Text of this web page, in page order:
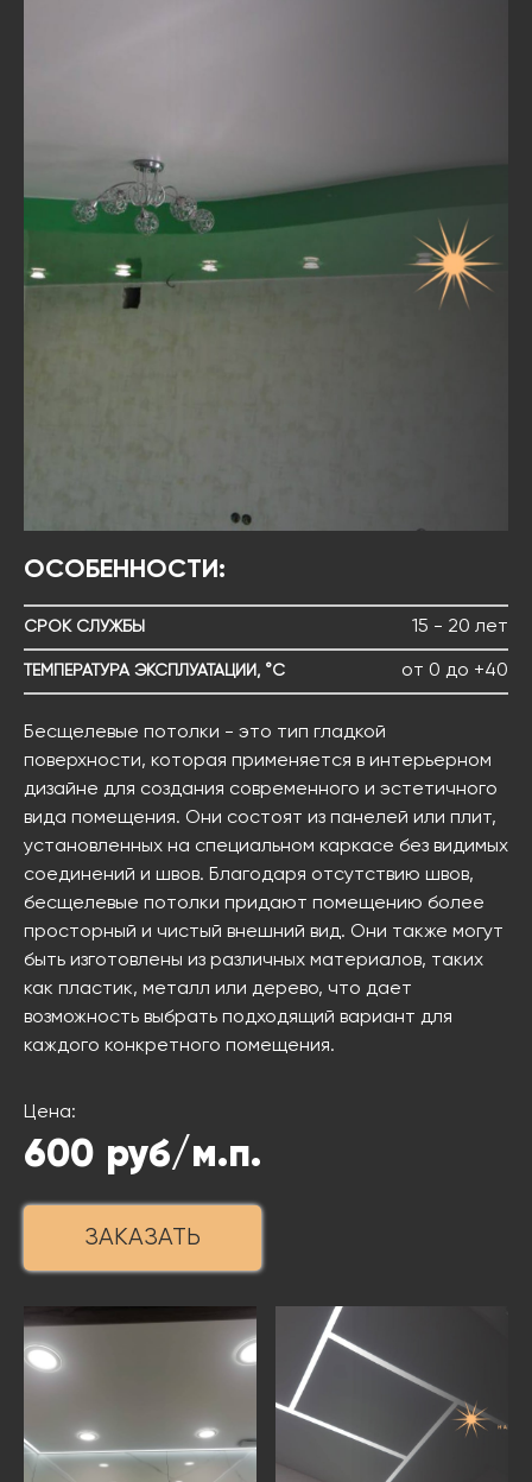
ОСОБЕННОСТИ:
СРОК СЛУЖБЫ 15 - 20 лет
ТЕМПЕРАТУРА ЭКСПЛУАТАЦИИ, °C от 0 до +40
Бесщелевые потолки - это тип гладкой
поверхности, которая применяется в интерьерном
дизайне для создания современного и эстетичного
вида помещения. Они состоят из панелей или плит,
установленных на специальном каркасе без видимых
соединений и швов. Благодаря отсутствию швов,
бесщелевые потолки придают помещению более
просторный и чистый внешний вид. Они также могут
быть изготовлены из различных материалов, таких
как пластик, металл или дерево, что дает
возможность выбрать подходящий вариант для
каждого конкретного помещения.
Цена:
600 руб/м.п.
ЗАКАЗАТЬ